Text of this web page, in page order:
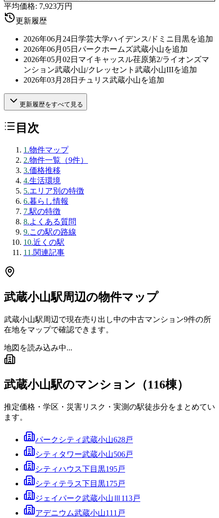
平均価格: 7,923万円
更新履歴
2026年06月24日 学芸大学ハイデンス/ドミニ目黒を追加
2026年06月05日 パークホームズ武蔵小山を追加
2026年05月02日 マイキャッスル荏原第2/ライオンズマ
ンション武蔵小山/クレッセント武蔵小山IIIを追加
2026年03月28日 チュリス武蔵小山を追加
更新履歴をすべて見る
目次
1.物件マップ
2.物件一覧（9件）
3.価格推移
4.生活環境
5.エリア別の特徴
6.暮らし情報
7.駅の特徴
8.よくある質問
9.この駅の路線
10.近くの駅
11.関連記事
武蔵小山駅周辺の物件マップ
武蔵小山駅周辺で現在売り出し中の中古マンション9件の所
在地をマップで確認できます。
地図を読み込み中...
武蔵小山駅のマンション（116棟）
推定価格・学区・災害リスク・実測の駅徒歩分をまとめてい
ます。
パークシティ武蔵小山628戸
シティタワー武蔵小山506戸
シティハウス下目黒195戸
シティテラス下目黒175戸
ジェイパーク武蔵小山Ⅲ 113戸
アデニウム武蔵小山111 戸